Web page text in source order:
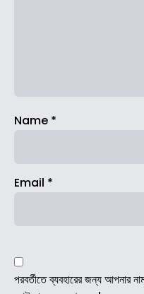
Name *
Email *
পরবর্তীতে ব্যবহারের জন্য আপনার